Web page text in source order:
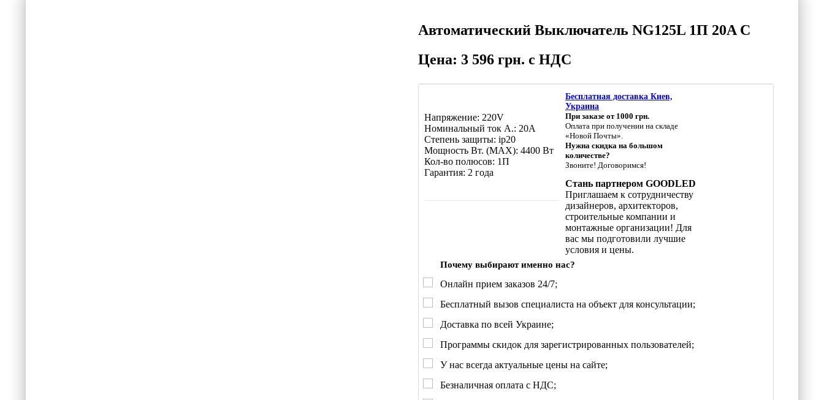
Автоматический Выключатель NG125L 1П 20A C
Цена: 3 596 грн. с НДС
Напряжение: 220V
Номинальный ток А.: 20A
Степень защиты: ip20
Мощность Вт. (МАХ): 4400 Вт
Кол-во полюсов: 1П
Гарантия: 2 года
Бесплатная доставка Киев,
Украина
При заказе от 1000 грн.
Оплата при получении на складе
«Новой Почты».
Нужна скидка на большом
количестве?
Звоните! Договоримся!
Стань партнером GOODLED
Приглашаем к сотрудничеству
дизайнеров, архитекторов,
строительные компании и
монтажные организации! Для
вас мы подготовили лучшие
условия и цены.
Почему выбирают именно нас?
Онлайн прием заказов 24/7;
Бесплатный вызов специалиста на объект для консультации;
Доставка по всей Украине;
Программы скидок для зарегистрированных пользователей;
У нас всегда актуальные цены на сайте;
Безналичная оплата с НДС;